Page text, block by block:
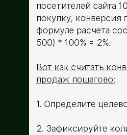
посетителей сайта
покупку, конверсия
формуле расчета
500) * 100% = 2%.
Вот как считать
продаж пошагово:
1. Определите
2. Зафиксируйте